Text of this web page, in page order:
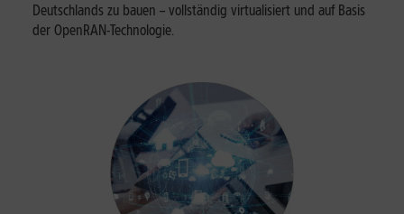
Deutschlands zu bauen – vollständig virtualisiert und auf Basis
der OpenRAN-Technologie.